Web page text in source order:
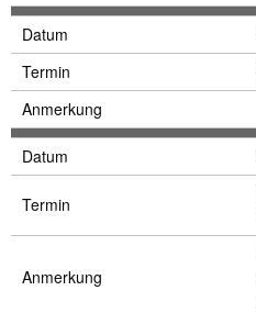
Datum
Termin
Anmerkung
Datum
Termin
Anmerkung